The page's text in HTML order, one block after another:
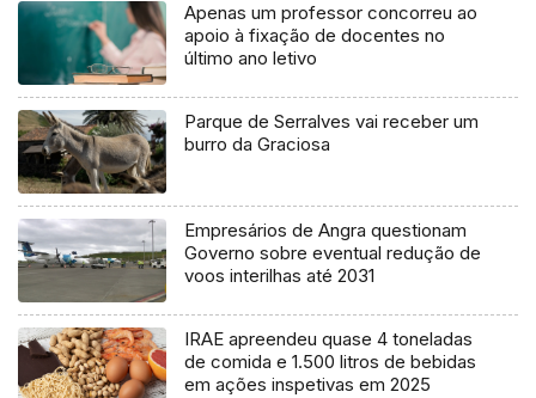
Apenas um professor concorreu ao
apoio à fixação de docentes no
último ano letivo
Parque de Serralves vai receber um
burro da Graciosa
Empresários de Angra questionam
Governo sobre eventual redução de
voos interilhas até 2031
IRAE apreendeu quase 4 toneladas
de comida e 1.500 litros de bebidas
em ações inspetivas em 2025